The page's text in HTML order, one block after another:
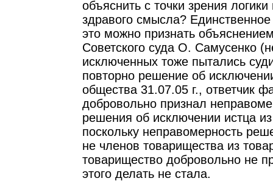
объяснить с точки зрения
здравого смысла?
это можно признать
Советского суда О. Самусенко
исключенных тоже пытались
повторно решение об
общества 31.07.05 г., ответчик
добровольно признал
решения об исключении истца
поскольку неправомерность
не членов товарищества из
товарищество добровольно не
этого делать не стала.